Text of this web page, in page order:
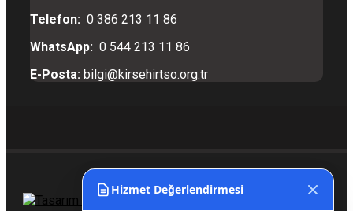
Telefon: 0 386 213 11 86
WhatsApp: 0 544 213 11 86
E-Posta: bilgi@kirsehirtso.org.tr
© 2026 – Tüm Hakları Saklıdır.
Hizmet Değerlendirmesi